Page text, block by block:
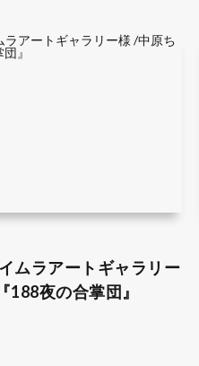
ムラアートギャラリー
188夜の合掌団』